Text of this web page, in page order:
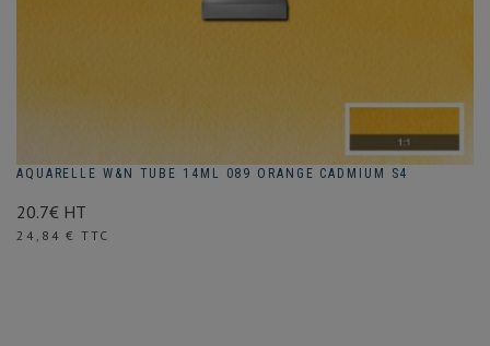
AQUARELLE W&N TUBE 14ML 089 ORANGE CADMIUM S4
20.7€ HT
Prix
24,84 € TTC